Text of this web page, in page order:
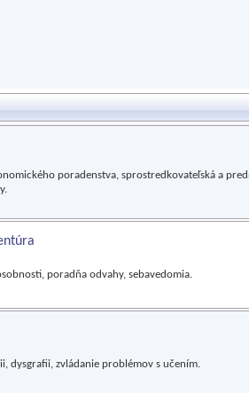
poradenstva, sprostredkovateľská a
poradňa odvahy, sebavedomia.
dysgrafii, zvládanie problémov s učením.